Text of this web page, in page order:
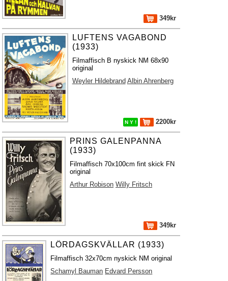
349kr
LUFTENS VAGABOND
(1933)
Filmaffisch B nyskick NM 68x90
original
Weyler Hildebrand Albin Ahrenberg
N Y ! 2200kr
PRINS GALENPANNA
(1933)
Filmaffisch 70x100cm fint skick FN
original
Arthur Robison Willy Fritsch
349kr
LÖRDAGSKVÄLLAR (1933)
Filmaffisch 32x70cm nyskick NM original
Schamyl Bauman Edvard Persson